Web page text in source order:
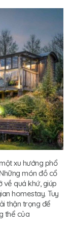
xu hướng phổ
món đồ cổ
về quá khứ, giúp
homestay. Tuy
thận trọng để
thể của